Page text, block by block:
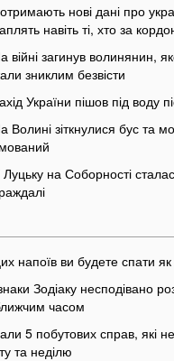
нові дані про
навіть ті, хто за
війні загинув волинянин,
зниклим безвісти
України пішов під воду
Волині зіткнулися бус та
на Соборності
напоїв ви будете спати
Зодіаку несподівано
часом
5 побутових справ, які
та неділю